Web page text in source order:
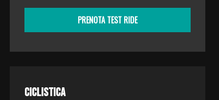
PRENOTA TEST RIDE
Ciclistica